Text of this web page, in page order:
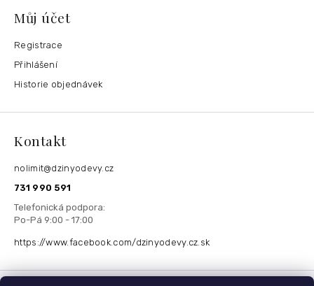
Můj účet
Registrace
Přihlášení
Historie objednávek
Kontakt
nolimit@dzinyodevy.cz
731 990 591
https://www.facebook.com/dzinyodevy.cz.sk